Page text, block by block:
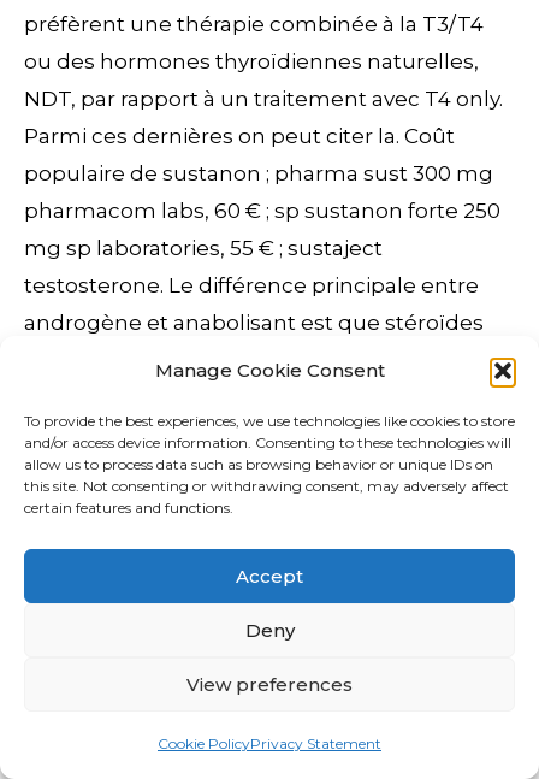
Manage Cookie Consent
To provide the best experiences, we use technologies like cookies to store
and/or access device information. Consenting to these technologies will
allow us to process data such as browsing behavior or unique IDs on
this site. Not consenting or withdrawing consent, may adversely affect
certain features and functions.
Accept
Deny
View preferences
Cookie PolicyPrivacy Statement
préfèrent une thérapie combinée à la T3/T4
ou des hormones thyroïdiennes naturelles,
NDT, par rapport à un traitement avec T4 only.
Parmi ces dernières on peut citer la. Coût
populaire de sustanon ; pharma sust 300 mg
pharmacom labs, 60 € ; sp sustanon forte 250
mg sp laboratories, 55 € ; sustaject
testosterone. Le différence principale entre
androgène et anabolisant est que stéroïdes
androgènes générer une activité liée aux
Vous pourriez avoir besoin de la relire. For
women with hormonally driven acne that
flares with the menstrual cycle, a medication
called spironolactone, which keeps
testosterone in. Les bodybuilders n’hésitent
pas à l’associer au Deca Durabolin ou au
effets. Low testosterone that causes